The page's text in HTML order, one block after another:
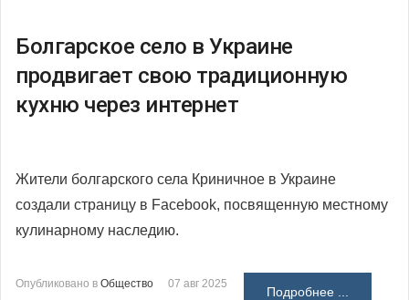
Болгарское село в Украине
продвигает свою традиционную
кухню через интернет
Жители болгарского села Криничное в Украине
создали страницу в Facebook, посвященную местному
кулинарному наследию.
Опубликовано в Общество 07 авг 2025
Подробнее ...